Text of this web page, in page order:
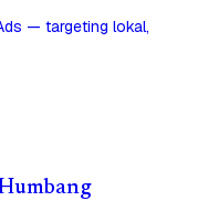
— targeting lokal,